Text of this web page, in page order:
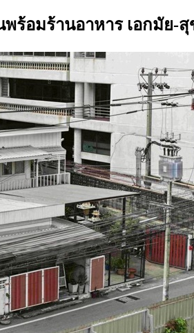
ร้อมร้านอาหาร เอกมัย-สุ